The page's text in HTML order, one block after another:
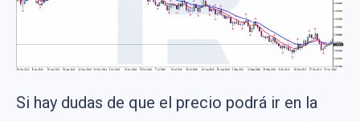
Si hay dudas de que el precio podrá ir en la